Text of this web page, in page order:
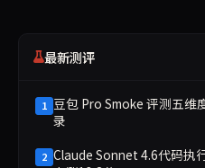
最新测评
1 豆包 Pro Smoke 评测五维
录
2 Claude Sonnet 4.6代码执